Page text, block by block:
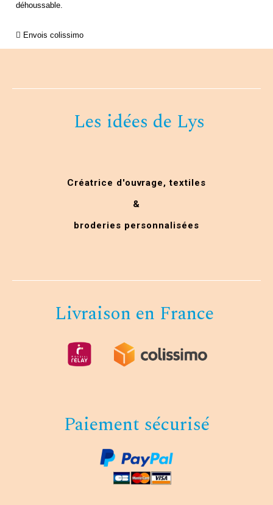
déhoussable.
 Envois colissimo
Les idées de Lys
Créatrice d'ouvrage, textiles
&
broderies personnalisées
Livraison en France
Paiement sécurisé